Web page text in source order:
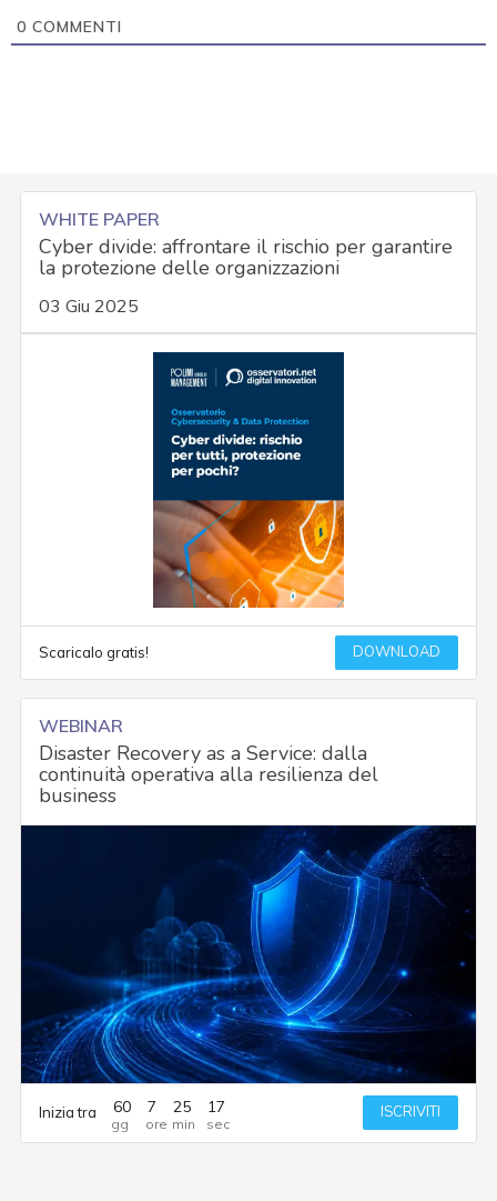
0 COMMENTI
WHITE PAPER
Cyber divide: affrontare il rischio per garantire
la protezione delle organizzazioni
03 Giu 2025
Scaricalo gratis! DOWNLOAD
WEBINAR
Disaster Recovery as a Service: dalla
continuità operativa alla resilienza del
business
Inizia tra 60 7 25 16 ISCRIVITI